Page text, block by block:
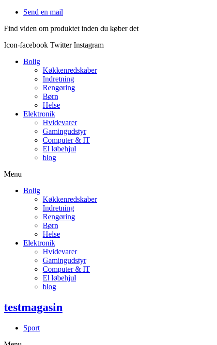
Videre
indhold
Send en mail
Find viden om produktet inden du køber det
Icon-facebook Twitter Instagram
Bolig
Køkkenredskaber
Indretning
Rengøring
Børn
Helse
Elektronik
Hvidevarer
Gamingudstyr
Computer & IT
El løbehjul
blog
Menu
Bolig
Køkkenredskaber
Indretning
Rengøring
Børn
Helse
Elektronik
Hvidevarer
Gamingudstyr
Computer & IT
El løbehjul
blog
testmagasin
Sport